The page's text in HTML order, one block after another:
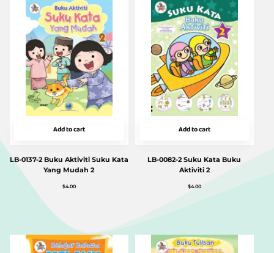
Add to cart
LB-0137-2 Buku Aktiviti Suku Kata
Yang Mudah 2
$4.00
Add to cart
LB-0082-2 Suku Kata Buku
Aktiviti 2
$4.00